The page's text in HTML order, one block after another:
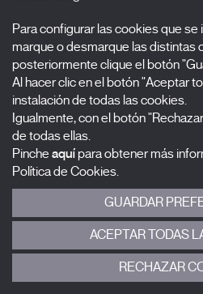
Nombre
Apellidos
Correo electrónico
Selecciona una categoría
0 listas seleccionadas
Acepto términos, condiciones y
Para configurar las cookies que se
marque o desmarque las distintas
posteriormente clique el botón
Al hacer clic en el botón "Aceptar
instalación de todas las cookies.
Igualmente, con el botón
de todas ellas.
Pinche aquí para obtener más
Política de Cookies.
GUARDAR
ACEPTAR TODAS
RECHAZAR